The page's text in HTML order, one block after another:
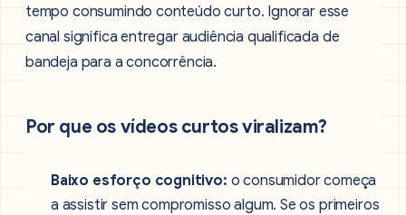
tempo consumindo conteúdo curto. Ignorar esse
canal significa entregar audiência qualificada de
bandeja para a concorrência.
Por que os vídeos curtos viralizam?
Baixo esforço cognitivo: o consumidor começa
a assistir sem compromisso algum. Se os primeiros